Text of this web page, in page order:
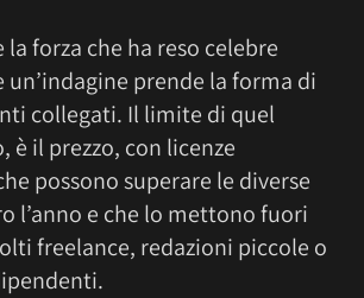
forza che ha reso celebre
un’indagine prende la forma di
collegati. Il limite di quel
è il prezzo, con licenze
possono superare le diverse
l’anno e che lo mettono fuori
freelance, redazioni piccole o